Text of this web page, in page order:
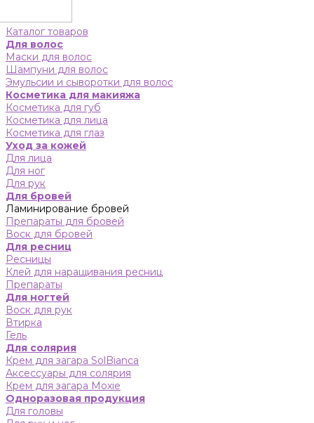
Каталог товаров
Для волос
Маски для волос
Шампуни для волос
Эмульсии и сыворотки для волос
Косметика для макияжа
Косметика для губ
Косметика для лица
Косметика для глаз
Уход за кожей
Для лица
Для ног
Для рук
Для бровей
Ламинирование бровей
Препараты для бровей
Воск для бровей
Для ресниц
Ресницы
Клей для наращивания ресниц
Препараты
Для ногтей
Воск для рук
Втирка
Гель
Для солярия
Крем для загара SolBianca
Аксессуары для солярия
Крем для загара Moxie
Одноразовая продукция
Для головы